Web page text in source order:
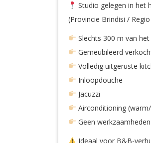
Studio gelegen in het
(Provincie Brindisi /
Slechts 300 m van
Gemeubileerd
Volledig uitgeruste
Inloopdouche
Jacuzzi
Airconditioning
Geen
Ideaal voor B&B-